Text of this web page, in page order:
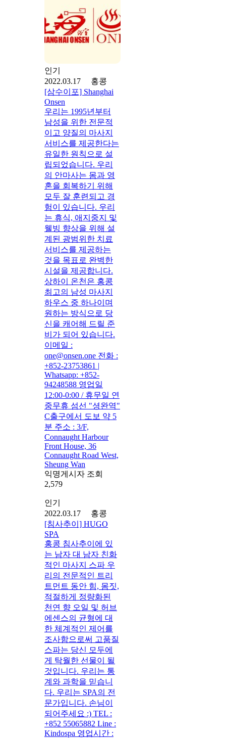
인기
2022.03.17 홍콩
[삼수이포] Shanghai
Onsen
우리는 1995년부터
남성을 위한 전문적
이고 양질의 마사지
서비스를 제공한다는
유일한 원칙으로 설
립되었습니다. 우리
의 안마사는 몸과 영
혼을 회복하기 위해
모두 잘 훈련되고 경
험이 있습니다. 우리
는 휴식, 애지중지 및
웰빙 향상을 위해 설
계된 광범위한 치료
서비스를 제공하는
것을 목표로 완벽한
시설을 제공합니다.
상하이 온천은 홍콩
최고의 남성 마사지
하우스 중 하나이며
원하는 방식으로 당
신을 캐어해 드릴 준
비가 되어 있습니다.
이메일 :
one@onsen.one 전화 :
+852-23753861 |
Whatsapp: +852-
94248588 영업일
12:00-0:00 / 휴무일 연
중무휴 섬선 "셩완역"
C출구에서 도보 약 5
분 주소 : 3/F,
Connaught Harbour
Front House, 36
Connaught Road West,
Sheung Wan
익명게시자 조회
2,579
인기
2022.03.17 홍콩
[침사추이] HUGO
SPA
홍콩 침사추이에 있
는 남자 대 남자 친화
적인 마사지 스파 우
리의 전문적인 트리
트먼트 동안 힘, 몸짓,
적절하게 정량화된
천연 향 오일 및 허브
에센스의 균형에 대
한 체계적인 제어를
조사함으로써 고품질
스파는 당신 모두에
게 탁월한 선물이 될
것입니다. 우리는 통
계와 과학을 믿습니
다. 우리는 SPA의 전
문가입니다. 손님이
되어주세요 :) TEL :
+852 55065882 Line :
Kindospa 영업시간 :